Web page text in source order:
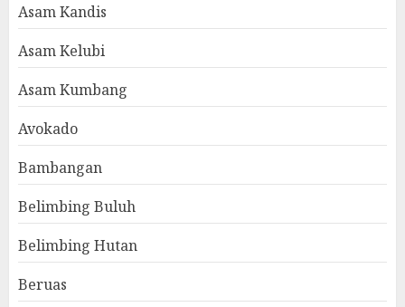
Asam Kandis
Asam Kelubi
Asam Kumbang
Avokado
Bambangan
Belimbing Buluh
Belimbing Hutan
Beruas